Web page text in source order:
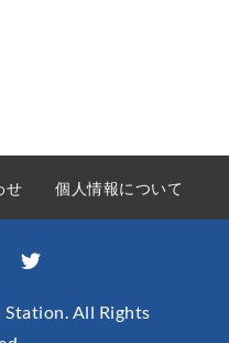
せ 個人情報について
All Rights